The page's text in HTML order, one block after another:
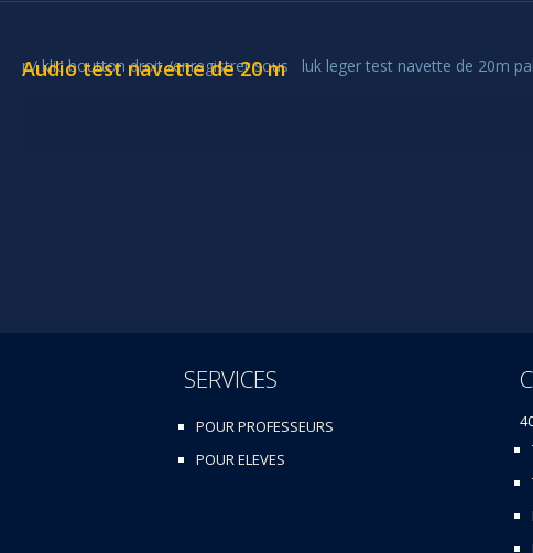
Audio test navette de 20 m
r / klic boutton droit /enregistrer sous luk leger test navette de 20m
SERVICES
POUR PROFESSEURS
POUR ELEVES